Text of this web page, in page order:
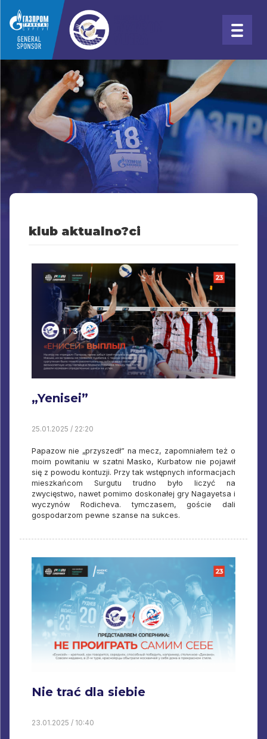
klub aktualno?ci
„Yenisei”
25.01.2025 / 22:20
Papazow nie „przyszedł” na mecz, zapomniałem też o
moim powitaniu w szatni Masko, Kurbatow nie pojawił
się z powodu kontuzji. Przy tak wstępnych informacjach
mieszkańcom Surgutu trudno było liczyć na
zwycięstwo, nawet pomimo doskonałej gry Nagayetsa i
wyczynów Rodicheva. tymczasem, goście dali
gospodarzom pewne szanse na sukces.
Nie trać dla siebie
23.01.2025 / 10:40